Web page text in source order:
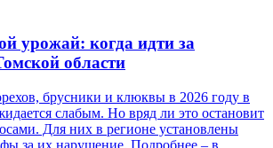
урожай: когда идти за
области
брусники и клюквы в 2026 году в
слабым. Но вряд ли это остановит
Для них в регионе установлены
за их нарушение. Подробнее – в